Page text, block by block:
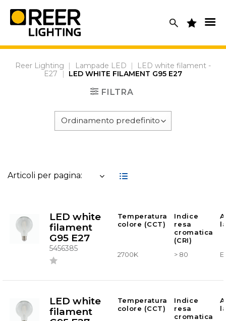
content
Reer Lighting | Lampade LED |
LED white filament -
E27
| LED WHITE FILAMENT G95 E27
FILTRA
Articoli per pagina:
LED white
filament
G95 E27
5456385
Temperatura
colore (CCT)
Indice
resa
cromatica
(CRI)
2700K > 80
LED white
filament
Temperatura
colore (CCT)
Indice
resa
cromatica